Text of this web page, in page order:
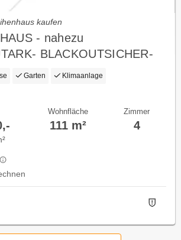
kaufen
- nahezu
BLACKOUTSICHER-
- DACHBODEN
Garten Klimaanlage
Wohnfläche
111 m²
Zimmer
4